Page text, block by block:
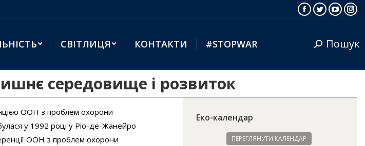
Facebook
Twitter
СВІТЛИЦЯ КОНТАКТИ #STOPWAR Search:Пошук
середовище і розвиток
ООН з проблем охорони
у 1992 році у Ріо-де-Жанейро
ООН з проблем охорони
Еко-календар
ПЕРЕГЛЯНУТИ КАЛЕНДАР